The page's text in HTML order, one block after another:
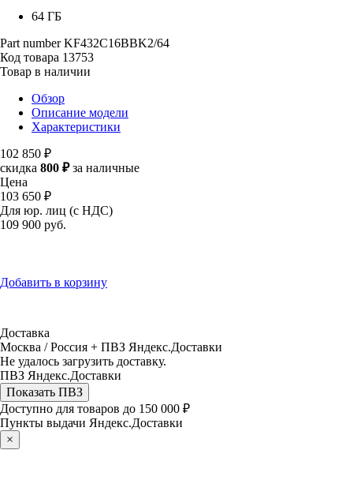
64 ГБ
Part number KF432C16BBK2/64
Код товара 13753
Товар в наличии
Обзор
Описание модели
Характеристики
102 850 ₽
скидка 800 ₽за наличные
Цена
103 650 ₽
Для юр. лиц (с НДС)
109 900 руб.
Добавить в корзину
Доставка
Москва / Россия + ПВЗ Яндекс.Доставки
Не удалось загрузить доставку.
ПВЗ Яндекс.Доставки
Показать ПВЗ
Доступно для товаров до 150 000 ₽
Пункты выдачи Яндекс.Доставки
×